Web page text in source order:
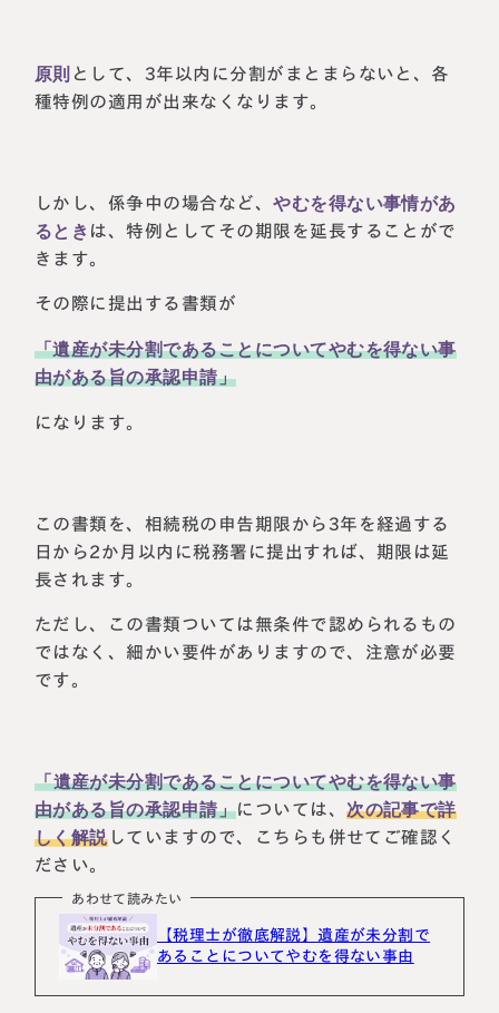
原則 として、3年以内に分割がまとまらないと、各
種特例の適用が出来なくなります。
しかし、係争中の場合など、やむを得ない事情があ
るとき は、特例としてその期限を延長することがで
きます。
その際に提出する書類が
「遺産が未分割であることについてやむを得ない事
由がある旨の承認申請」
になります。
この書類を、相続税の申告期限から3年を経過する
日から2か月以内に税務署に提出すれば、期限は延
長されます。
ただし、この書類ついては無条件で認められるもの
ではなく、細かい要件がありますので、注意が必要
です。
「遺産が未分割であることについてやむを得ない事
由がある旨の承認申請」については、次の記事で詳
しく解説 していますので、こちらも併せてご確認く
ださい。
あわせて読みたい
【税理士が徹底解説】遺産が未分割で
あることについてやむを得ない事由